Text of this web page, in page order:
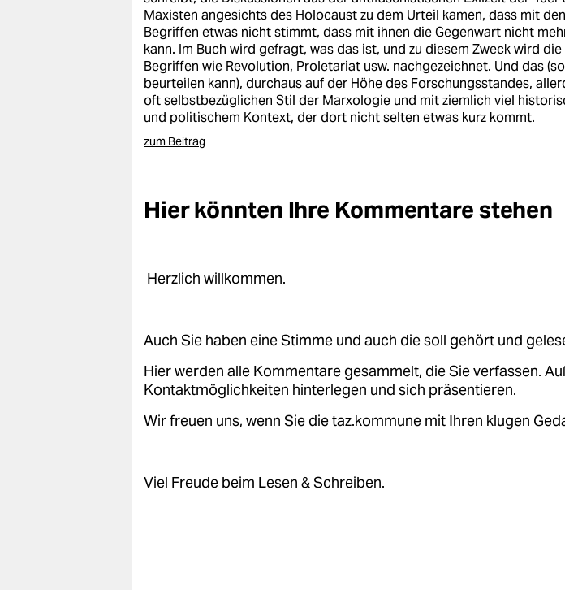
veranstaltungen
shop
fragen & hilfe
unterstützen
abo
epaper login
Maxisten angesichts des Holocaust zu dem Urteil kamen, dass mit
Begriffen etwas nicht stimmt, dass mit ihnen die Gegenwart nicht
kann. Im Buch wird gefragt, was das ist, und zu diesem Zweck wird
Begriffen wie Revolution, Proletariat usw. nachgezeichnet. Und das
beurteilen kann), durchaus auf der Höhe des Forschungsstandes,
oft selbstbezüglichen Stil der Marxologie und mit ziemlich viel
und politischem Kontext, der dort nicht selten etwas kurz kommt.
zum Beitrag
Hier könnten Ihre Kommentare stehen
Herzlich willkommen.
Auch Sie haben eine Stimme und auch die soll gehört und
Hier werden alle Kommentare gesammelt, die Sie verfassen.
Kontaktmöglichkeiten hinterlegen und sich präsentieren.
Wir freuen uns, wenn Sie die taz.kommune mit Ihren klugen
Viel Freude beim Lesen & Schreiben.